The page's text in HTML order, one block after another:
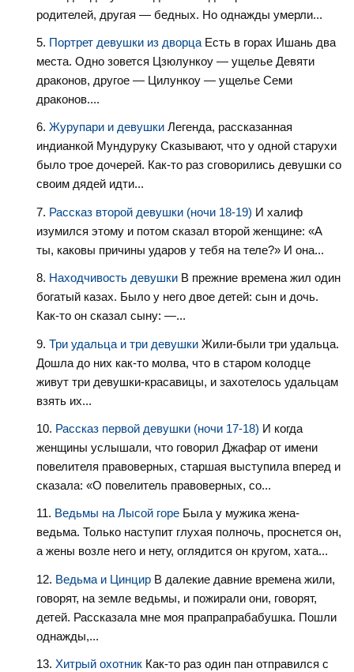
родителей, другая — бедных. Но однажды умерли...
Портрет девушки из дворца Есть в горах Ишань два
места. Одно зовется Цзюлункоу — ущелье Девяти
драконов, другое — Цилункоу — ущелье Семи
драконов....
Журупари и девушки Легенда, рассказанная
индианкой Мундуруку Сказывают, что у одной старухи
было трое дочерей. Как-то раз сговорились девушки со
своим дядей идти...
Рассказ второй девушки (ночи 18-19) И халиф
изумился этому и потом сказал второй женщине: «А
ты, каковы причины ударов у тебя на теле?» И она...
Находчивость девушки В прежние времена жил один
богатый казах. Было у него двое детей: сын и дочь.
Как-то он сказал сыну: —...
Три удальца и три девушки Жили-были три удальца.
Дошла до них как-то молва, что в старом колодце
живут три девушки-красавицы, и захотелось удальцам
взять их...
Рассказ первой девушки (ночи 17-18) И когда
женщины услышали, что говорил Джафар от имени
повелителя правоверных, старшая выступила вперед и
сказала: «О повелитель правоверных, со...
Ведьмы на Лысой горе Была у мужика жена-
ведьма. Только наступит глухая полночь, проснется он,
а жены возле него и нету, оглядится он кругом, хата...
Ведьма и Цинцир В далекие давние времена жили,
говорят, на земле ведьмы, и пожирали они, говорят,
детей. Рассказала мне моя прапрапрабабушка. Пошли
однажды,...
Хитрый охотник Как-то раз один пан отправился с